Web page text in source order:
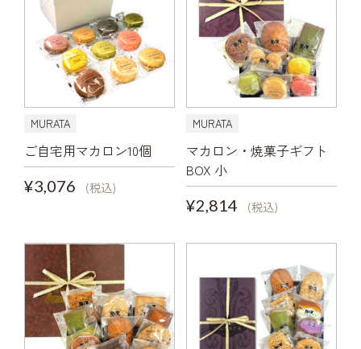
MURATA
ご自宅用マカロン10個
¥3,076
(税込)
MURATA
マカロン・焼菓子ギフト
BOX 小
¥2,814
(税込)